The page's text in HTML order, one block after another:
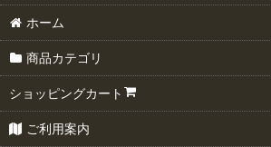
ホーム
商品カテゴリ
ショッピングカート
ご利用案内